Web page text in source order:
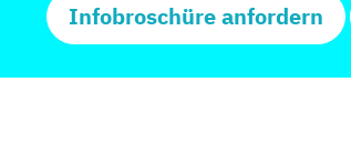
Infobroschüre anfordern